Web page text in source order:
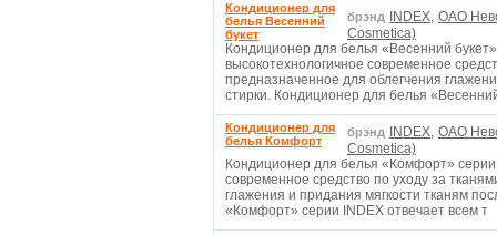
Кондиционер для
белья Весенний
букет
брэнд INDEX, ОАО
Cosmetica)
Кондиционер для белья «Весенний
высокотехнологичное современное
предназначенное для облегчения
стирки. Кондиционер для белья
Кондиционер для
белья Комфорт
брэнд INDEX, ОАО
Cosmetica)
Кондиционер для белья «Комфорт»
современное средство по уходу за
глажения и придания мягкости тканям
«Комфорт» серии INDEX отвечает всем т